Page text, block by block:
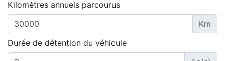
Kilomètres annuels parcourus
Km
Durée de détention du véhicule